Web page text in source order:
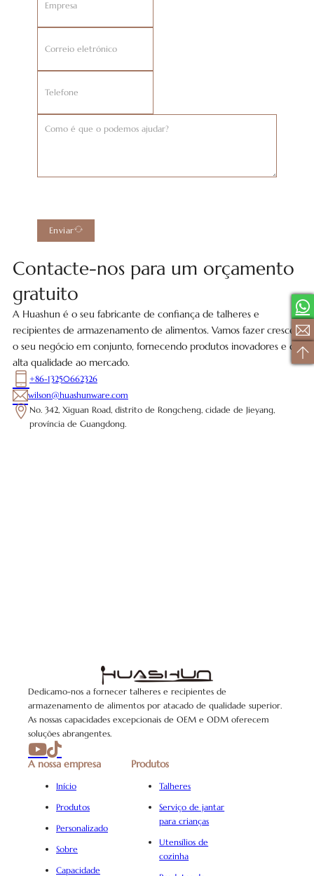
Contacte-nos para um orçamento
gratuito
A Huashun é o seu fabricante de confiança de talheres e
recipientes de armazenamento de alimentos. Vamos fazer crescer
o seu negócio em conjunto, fornecendo produtos inovadores e de
alta qualidade ao mercado.
+86-13250662326
wilson@huashunware.com
No. 342, Xiguan Road, distrito de Rongcheng, cidade de Jieyang,
província de Guangdong.
Enviar
Dedicamo-nos a fornecer talheres e recipientes de
armazenamento de alimentos por atacado de qualidade superior.
As nossas capacidades excepcionais de OEM e ODM oferecem
soluções abrangentes.
A nossa empresa
Início
Produtos
Personalizado
Sobre
Capacidade
Produtos
Talheres
Serviço de jantar
para crianças
Utensílios de
cozinha